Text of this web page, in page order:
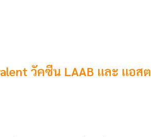
วัคซีน LAAB และ แอสต